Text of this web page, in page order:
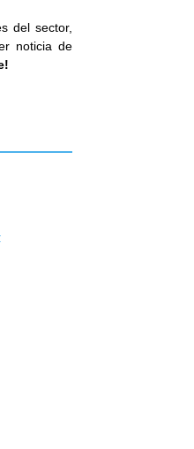
del sector,
noticia de